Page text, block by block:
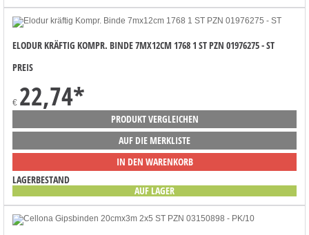
ELODUR KRÄFTIG KOMPR. BINDE 7MX12CM 1768 1 ST PZN 01976275 - ST
PREIS
€ 22,74*
PRODUKT VERGLEICHEN
AUF DIE MERKLISTE
IN DEN WARENKORB
LAGERBESTAND
AUF LAGER